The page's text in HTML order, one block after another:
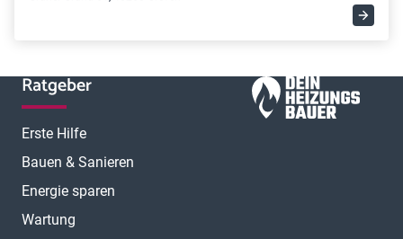
Ratgeber
Erste Hilfe
Bauen & Sanieren
Energie sparen
Wartung